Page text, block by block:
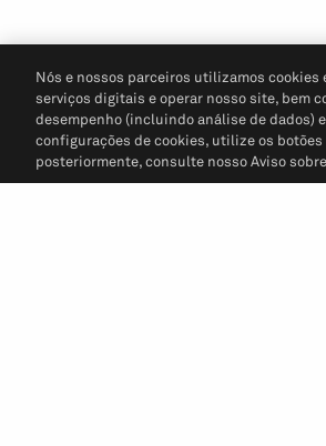
Nós e nossos parceiros utilizamos cookies
serviços digitais e operar nosso site, bem
desempenho (incluindo análise de dados)
configurações de cookies, utilize os
posteriormente, consulte nosso Aviso